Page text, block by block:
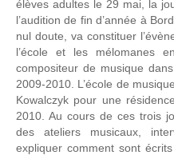
élèves adultes le 29 mai, la
l’audition de fin d’année à
nul doute, va constituer
l’école et les mélomanes
compositeur de musique
2009-2010. L’école de
Kowalczyk pour une
2010. Au cours de ces trois
des ateliers musicaux,
expliquer comment sont